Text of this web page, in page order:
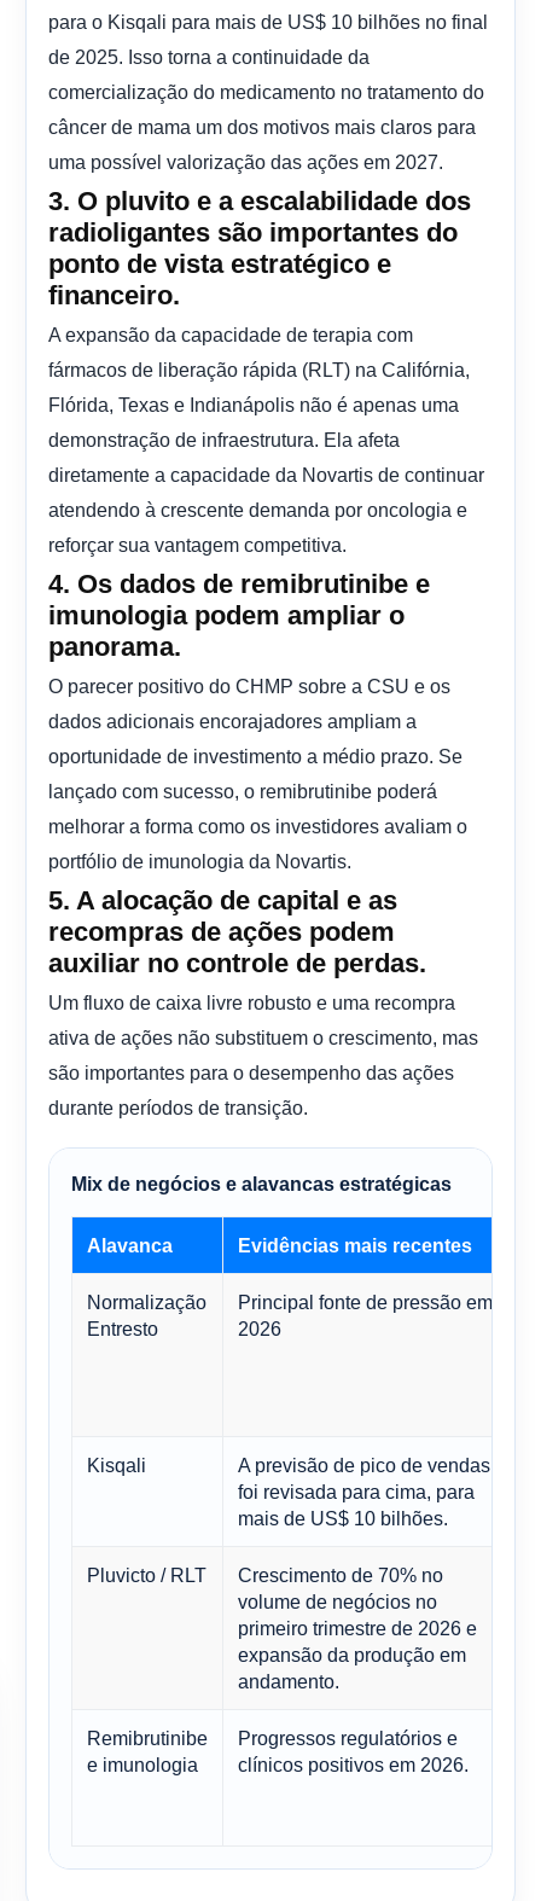
para o Kisqali para mais de US$ 10 bilhões no final
de 2025. Isso torna a continuidade da
comercialização do medicamento no tratamento do
câncer de mama um dos motivos mais claros para
uma possível valorização das ações em 2027.
3. O pluvito e a escalabilidade dos
radioligantes são importantes do
ponto de vista estratégico e
financeiro.
A expansão da capacidade de terapia com
fármacos de liberação rápida (RLT) na Califórnia,
Flórida, Texas e Indianápolis não é apenas uma
demonstração de infraestrutura. Ela afeta
diretamente a capacidade da Novartis de continuar
atendendo à crescente demanda por oncologia e
reforçar sua vantagem competitiva.
4. Os dados de remibrutinibe e
imunologia podem ampliar o
panorama.
O parecer positivo do CHMP sobre a CSU e os
dados adicionais encorajadores ampliam a
oportunidade de investimento a médio prazo. Se
lançado com sucesso, o remibrutinibe poderá
melhorar a forma como os investidores avaliam o
portfólio de imunologia da Novartis.
5. A alocação de capital e as
recompras de ações podem
auxiliar no controle de perdas.
Um fluxo de caixa livre robusto e uma recompra
ativa de ações não substituem o crescimento, mas
são importantes para o desempenho das ações
durante períodos de transição.
Mix de negócios e alavancas estratégicas
Alavanca Evidências mais recentes
Normalização
Entresto
Principal fonte de pressão em
2026
Kisqali
A previsão de pico de vendas
foi revisada para cima, para
mais de US$ 10 bilhões.
Pluvicto / RLT
Crescimento de 70% no
volume de negócios no
primeiro trimestre de 2026 e
expansão da produção em
andamento.
Remibrutinibe
e imunologia
Progressos regulatórios e
clínicos positivos em 2026.